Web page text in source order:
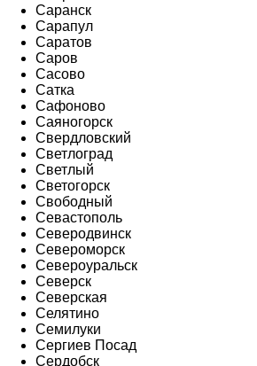
Саранск
Сарапул
Саратов
Саров
Сасово
Сатка
Сафоново
Саяногорск
Свердловский
Светлоград
Светлый
Светогорск
Свободный
Севастополь
Северодвинск
Североморск
Североуральск
Северск
Северская
Селятино
Семилуки
Сергиев Посад
Сердобск